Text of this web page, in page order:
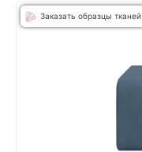
Заказать образцы тканей